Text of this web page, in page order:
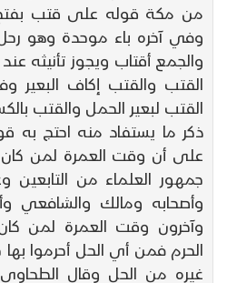
من مكة قوله على قتب بفتح
وفي آخره باء موحدة وهو
والجمع أقتاب ويجوز تأنيثه
القتب والقتب إكاف
القتب لبعير الحمل والقتب
ذكر ما يستفاد منه احتج به
على أن وقت العمرة لمن كان
جمهور العلماء من التابعين
وأصحابه ومالك والشافعي
وآخرون وقت العمرة لمن
الحرم فمن أي الحل أحرموا بها
غيره من الحل وقال